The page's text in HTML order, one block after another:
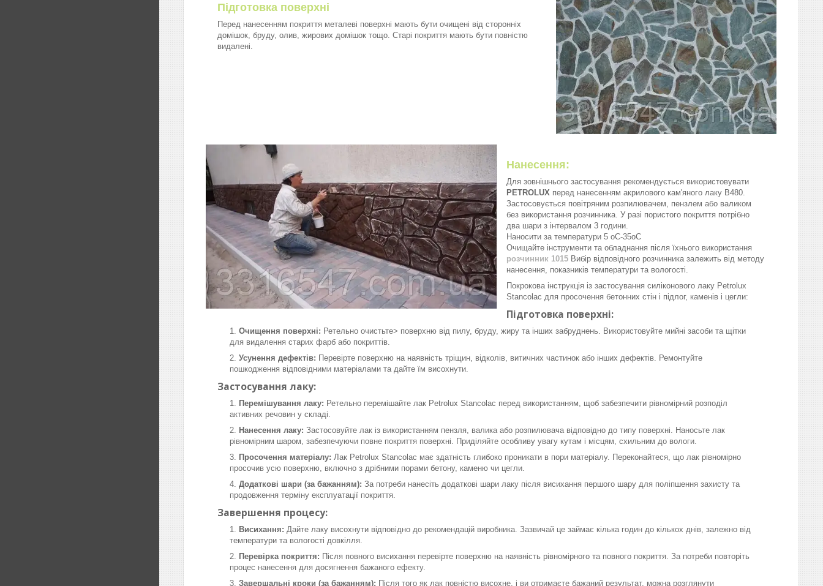
Підготовка поверхні
Перед нанесенням покриття металеві поверхні мають бути очищені від сторонніх
домішок, бруду, олив, жирових домішок тощо. Старі покриття мають бути повністю
видалені.
Нанесення:
Для зовнішнього застосування рекомендується використовувати
PETROLUX перед нанесенням акрилового кам'яного лаку B480.
Застосовується повітряним розпилювачем, пензлем або валиком
без використання розчинника. У разі пористого покриття потрібно
два шари з інтервалом 3 години.
Наносити за температури 5 oC-35oC
Очищайте інструменти та обладнання після їхнього використання
розчинник 1015 Вибір відповідного розчинника залежить від методу
нанесення, показників температури та вологості.
Покрокова інструкція із застосування силіконового лаку Petrolux
Stancolac для просочення бетонних стін і підлог, каменів і цегли:
Підготовка поверхні:
Очищення поверхні: Ретельно очистьте> поверхню від пилу, бруду, жиру та інших забруднень. Використовуйте мийні засоби та щітки
для видалення старих фарб або покриттів.
Усунення дефектів: Перевірте поверхню на наявність тріщин, відколів, витичних частинок або інших дефектів. Ремонтуйте
пошкодження відповідними матеріалами та дайте їм висохнути.
Застосування лаку:
Перемішування лаку: Ретельно перемішайте лак Petrolux Stancolac перед використанням, щоб забезпечити рівномірний розподіл
активних речовин у складі.
Нанесення лаку: Застосовуйте лак із використанням пензля, валика або розпилювача відповідно до типу поверхні. Наносьте лак
рівномірним шаром, забезпечуючи повне покриття поверхні. Приділяйте особливу увагу кутам і місцям, схильним до вологи.
Просочення матеріалу: Лак Petrolux Stancolac має здатність глибоко проникати в пори матеріалу. Переконайтеся, що лак рівномірно
просочив усю поверхню, включно з дрібними порами бетону, каменю чи цегли.
Додаткові шари (за бажанням): За потреби нанесіть додаткові шари лаку після висихання першого шару для поліпшення захисту та
продовження терміну експлуатації покриття.
Завершення процесу:
Висихання: Дайте лаку висохнути відповідно до рекомендацій виробника. Зазвичай це займає кілька годин до кількох днів, залежно від
температури та вологості довкілля.
Перевірка покриття: Після повного висихання перевірте поверхню на наявність рівномірного та повного покриття. За потреби повторіть
процес нанесення для досягнення бажаного ефекту.
Завершальні кроки (за бажанням): Після того як лак повністю висохне, і ви отримаєте бажаний результат, можна розглянути